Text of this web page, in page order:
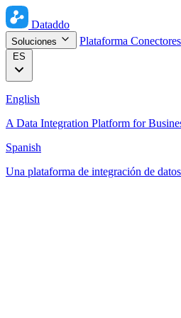
Dataddo
Soluciones Plataforma Conectores
ES
English
A Data Integration Platform for
Spanish
Una plataforma de integración de